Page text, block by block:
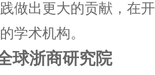
做出更大的贡献，在
学术机构。
球浙商研究院